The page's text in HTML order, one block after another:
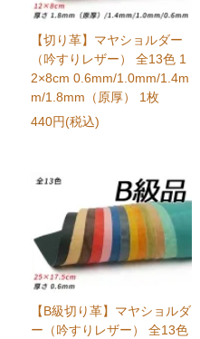
【切り革】マヤショルダー
（吟すりレザー） 全13色 1
2×8cm 0.6mm/1.0mm/1.4m
m/1.8mm（原厚） 1枚
440円(税込)
【B級切り革】マヤショルダ
ー（吟すりレザー） 全13色